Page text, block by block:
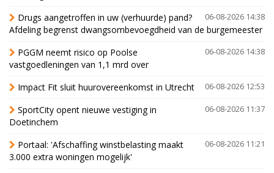
06-08-2026 14:38
Drugs aangetroffen in uw (verhuurde) pand?
Afdeling begrenst dwangsombevoegdheid van de burgemeester
06-08-2026 14:38
PGGM neemt risico op Poolse
vastgoedleningen van 1,1 mrd over
06-08-2026 12:53
Impact Fit sluit huurovereenkomst in Utrecht
06-08-2026 11:37
SportCity opent nieuwe vestiging in
Doetinchem
06-08-2026 11:21
Portaal: 'Afschaffing winstbelasting maakt
3.000 extra woningen mogelijk'